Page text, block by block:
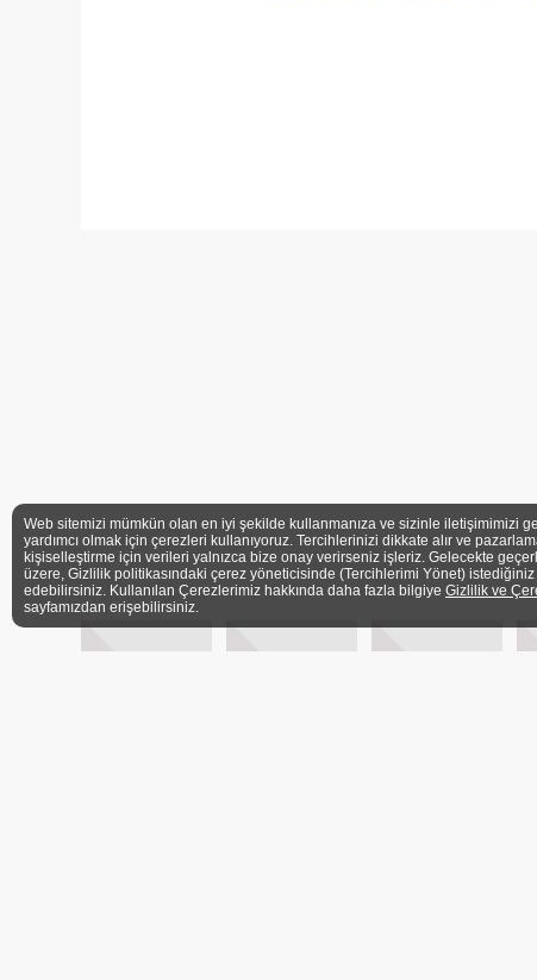
Web sitemizi mümkün olan en iyi şekilde kullanmanıza ve sizinle iletişimimizi
yardımcı olmak için çerezleri kullanıyoruz. Tercihlerinizi dikkate alır ve
kişiselleştirme için verileri yalnızca bize onay verirseniz işleriz. Gelecekte
üzere, Gizlilik politikasındaki çerez yöneticisinde (Tercihlerimi Yönet) istediğiniz
edebilirsiniz. Kullanılan Çerezlerimiz hakkında daha fazla bilgiye Gizlilik ve
sayfamızdan erişebilirsiniz.